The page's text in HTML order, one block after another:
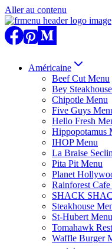
Aller au contenu
Américaine
Beef Cut Menu
Bey
Chipotle Menu
Five Guys
Hello Fresh
Hippopotamus
IHOP Menu
La Braise
Pita Pit Menu
Planet
Rainforest
SHACK
Steakhouse
St-Hubert Menu
Tomahawk
Waffle Burger